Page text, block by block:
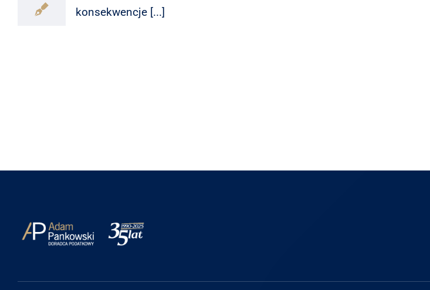
konsekwencje [...]